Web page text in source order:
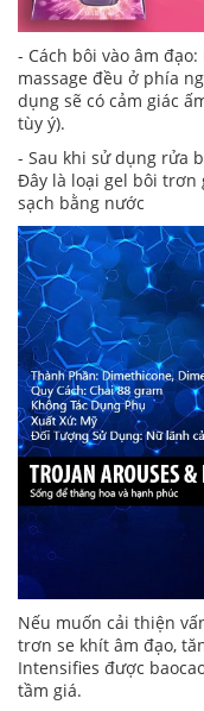
- Cách bôi vào âm
massage đều ở phía
dụng sẽ có cảm giác
tùy ý).
- Sau khi sử dụng rửa
Đây là loại gel bôi trơn
sạch bằng nước
Nếu muốn cải thiện
trơn se khít âm đạo,
Intensifies được
tầm giá.